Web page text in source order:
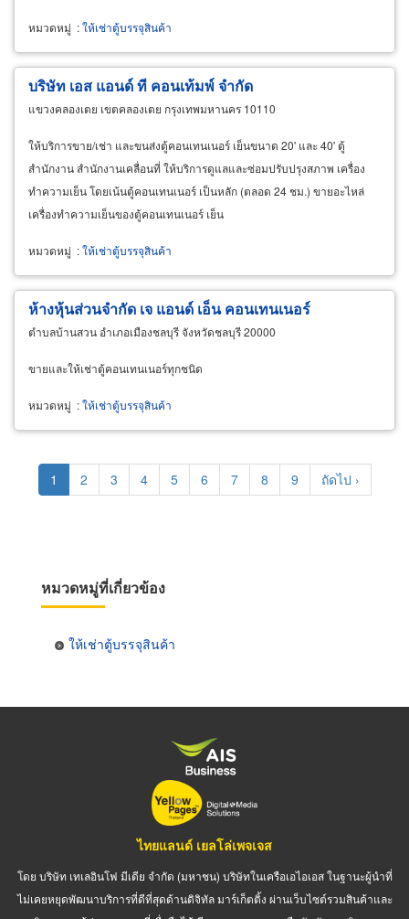
หมวดหมู่ :ให้เช่าตู้บรรจุสินค้า
บริษัท เอส แอนด์ ที คอนเท้มพ์ จำกัด
แขวงคลองเตย เขตคลองเตย กรุงเทพมหานคร 10110
ให้บริการขาย/เช่า และขนส่งตู้คอนเทนเนอร์ เย็นขนาด 20' และ 40' ตู้
สำนักงาน สำนักงานเคลื่อนที่ ให้บริการดูแลและซ่อมปรับปรุงสภาพ เครื่อง
ทำความเย็น โดยเน้นตู้คอนเทนเนอร์ เป็นหลัก (ตลอด 24 ชม.) ขายอะไหล่
เครื่องทำความเย็นของตู้คอนเทนเนอร์ เย็น
หมวดหมู่ :ให้เช่าตู้บรรจุสินค้า
ห้างหุ้นส่วนจำกัด เจ แอนด์ เอ็น คอนเทนเนอร์
ตำบลบ้านสวน อำเภอเมืองชลบุรี จังหวัดชลบุรี 20000
ขายและให้เช่าตู้คอนเทนเนอร์ทุกชนิด
หมวดหมู่ :ให้เช่าตู้บรรจุสินค้า
Pagination
Current
page
1 Page
2 Page
3 Page
4 Page
5 Page
6 Page
7 Page
8 Page
9
Next
page
ถัดไป ›
หมวดหมู่ที่เกี่ยวข้อง
ให้เช่าตู้บรรจุสินค้า
ไทยแลนด์ เยลโล่เพจเจส
โดย บริษัท เทเลอินโฟ มีเดีย จำกัด (มหาชน) บริษัทในเครือเอไอเอส ในฐานะผู้นำที่
ไม่เคยหยุดพัฒนาบริการที่ดีที่สุดด้านดิจิทัล มาร์เก็ตติ้ง ผ่านเว็บไซต์รวมสินค้าและ